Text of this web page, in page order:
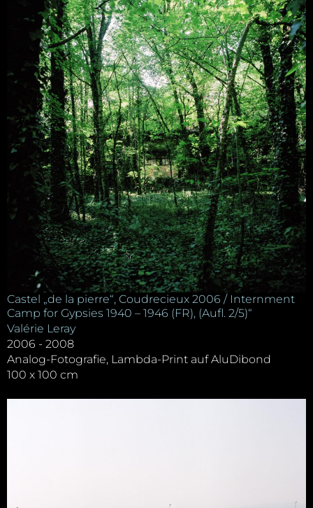
Castel „de la pierre“, Coudrecieux 2006 / Internment
Camp for Gypsies 1940 – 1946 (FR), (Aufl. 2/5)“
Valérie Leray
2006 - 2008
Analog-Fotografie, Lambda-Print auf AluDibond
100 x 100 cm